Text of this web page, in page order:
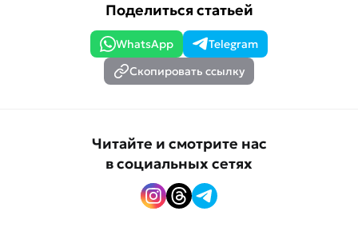
Поделиться статьей
WhatsApp
Telegram
Скопировать ссылку
Читайте и смотрите нас
в социальных сетях